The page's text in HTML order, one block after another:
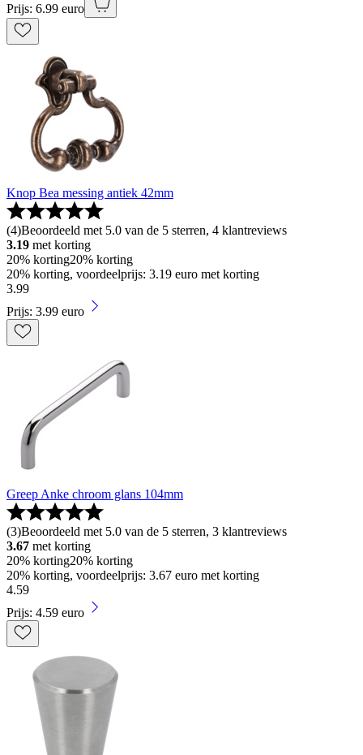
Prijs: 6.99 euro
Knop Bea messing antiek 42mm
(4)Beoordeeld met 5.0 van de 5 sterren, 4 klantreviews
3.19 met korting
20% korting20% korting
20% korting, voordeelprijs: 3.19 euro met korting
3.99
Prijs: 3.99 euro
Greep Anke chroom glans 104mm
(3)Beoordeeld met 5.0 van de 5 sterren, 3 klantreviews
3.67 met korting
20% korting20% korting
20% korting, voordeelprijs: 3.67 euro met korting
4.59
Prijs: 4.59 euro